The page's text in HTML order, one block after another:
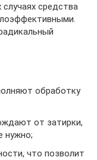
средства
обработку
от затирки,
нужно;
что позволит